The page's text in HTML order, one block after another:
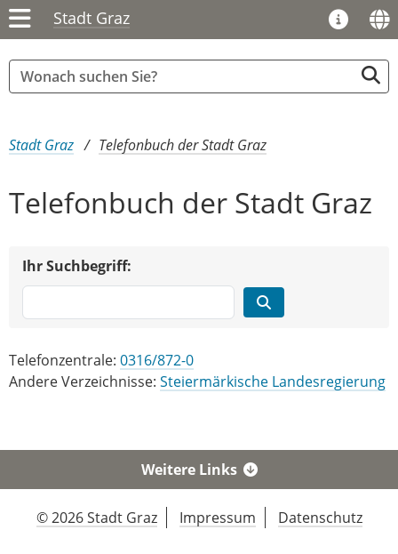
Stadt Graz
Sie sind hier:
Stadt Graz Telefonbuch der Stadt Graz
Telefonbuch der Stadt Graz
Ihr Suchbegriff:
Telefonzentrale: 0316/872-0
Andere Verzeichnisse: Steiermärkische Landesregierung
Weitere Links
© 2026 Stadt Graz Impressum Datenschutz